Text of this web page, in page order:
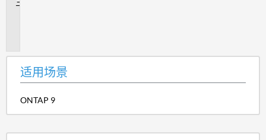
适用场景
ONTAP 9